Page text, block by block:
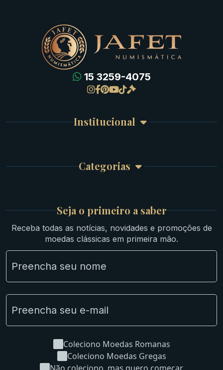
15 3259-4075
Institucional
Meus Pedidos
Carrinho de Compra
Atendimento
Categorias
Gregas
Byzantinas
Bíblicas
Ouro
Ibéricas
Lotes Grandes
Material Numismático
NGC e NNC Encapsuladas
Novidades
Seja o primeiro a saber
Receba todas as notícias, novidades e promoções de
moedas clássicas em primeira mão.
Coleciono Moedas Romanas
Coleciono Moedas Gregas